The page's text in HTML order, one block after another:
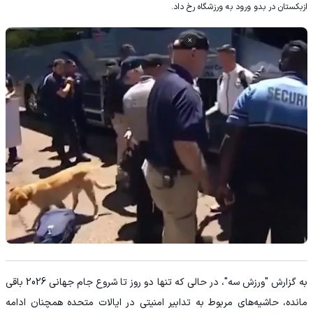
ازبکستان در بدو ورود به ورزشگاه رخ داد.
به گزارش "ورزش سه"، در حالی که تنها دو روز تا شروع جام جهانی 2026 باقی
مانده، حاشیه‌های مربوط به تدابیر امنیتی در ایالات متحده همچنان ادامه